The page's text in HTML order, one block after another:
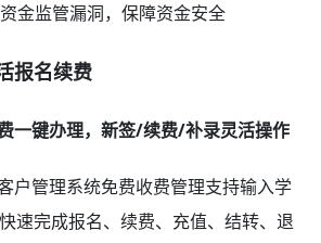
金监管漏洞，保障资金安全
报名续费
一键办理，新签/续费/补录灵活操作
户管理系统免费收费管理支持输入学
速完成报名、续费、充值、结转、退